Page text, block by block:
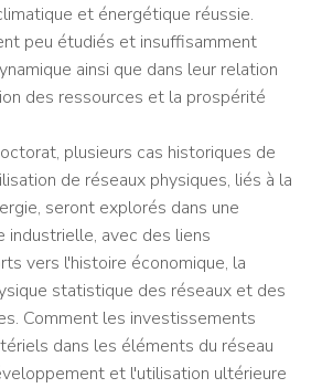
et énergétique réussie.
peu étudiés et insuffisamment
ainsi que dans leur relation
des ressources et la prospérité
plusieurs cas historiques de
de réseaux physiques, liés à la
seront explorés dans une
industrielle, avec des liens
vers l'histoire économique, la
statistique des réseaux et des
Comment les investissements
dans les éléments du réseau
et l'utilisation ultérieure